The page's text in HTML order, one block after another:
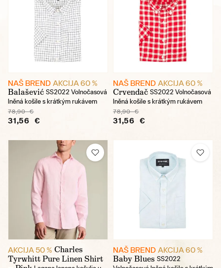
NAŠ BREND AKCIJA 60 %
Balašević SS2022 Volnočasová
lněná košile s krátkým rukávem
78,90 €
31,56 €
NAŠ BREND AKCIJA 60 %
Crvendač SS2022 Volnočasová
lněná košile s krátkým rukávem
78,90 €
31,56 €
AKCIJA 50 % Charles
Tyrwhitt Pure Linen Shirt
NAŠ BREND AKCIJA 60 %
Baby Blues SS2022